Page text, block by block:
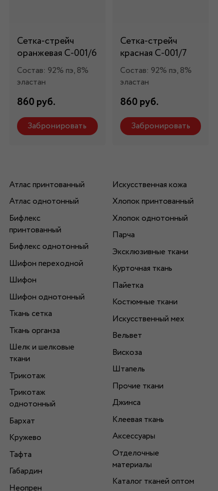
Сетка-стрейч
оранжевая С-001/6
Состав: 92% пэ, 8%
эластан
860 руб.
Забронировать
Сетка-стрейч
красная С-001/7
Состав: 92% пэ, 8%
эластан
860 руб.
Забронировать
Атлас принтованный
Атлас однотонный
Бифлекс
принтованный
Бифлекс однотонный
Шифон переходной
Шифон
Шифон однотонный
Ткань сетка
Ткань органза
Шелк и шелковые
ткани
Трикотаж
Трикотаж
однотонный
Бархат
Кружево
Тафта
Габардин
Неопрен
Искусственная кожа
Хлопок принтованный
Хлопок однотонный
Парча
Эксклюзивные ткани
Курточная ткань
Пайетка
Костюмные ткани
Искусственный мех
Вельвет
Вискоза
Штапель
Прочие ткани
Джинса
Клеевая ткань
Аксессуары
Отделочные
материалы
Каталог тканей оптом